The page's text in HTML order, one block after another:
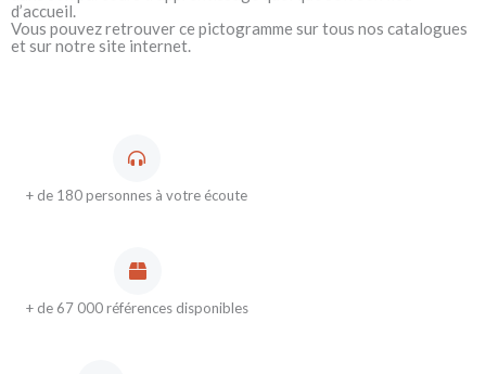
d’accueil.
Vous pouvez retrouver ce pictogramme sur tous nos catalogues
et sur notre site internet.
+ de 180 personnes à votre écoute
+ de 67 000 références disponibles